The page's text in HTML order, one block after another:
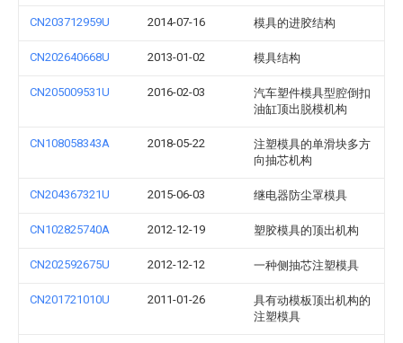
CN203712959U 2014-07-16 模具的进胶结构
CN202640668U 2013-01-02 模具结构
CN205009531U 2016-02-03
汽车塑件模具型腔倒扣
油缸顶出脱模机构
CN108058343A 2018-05-22
注塑模具的单滑块多方
向抽芯机构
CN204367321U 2015-06-03 继电器防尘罩模具
CN102825740A 2012-12-19 塑胶模具的顶出机构
CN202592675U 2012-12-12 一种侧抽芯注塑模具
CN201721010U 2011-01-26
具有动模板顶出机构的
注塑模具